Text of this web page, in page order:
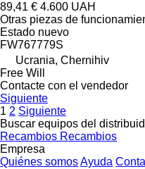
89,41 € 4.600 UAH
Otras piezas de
Estado nuevo
FW767779S
Ucrania, Chernihiv
Free Will
Contacte con el vendedor
Siguiente
1 2 Siguiente
Buscar equipos del
Recambios Recambios
Empresa
Quiénes somosAyuda